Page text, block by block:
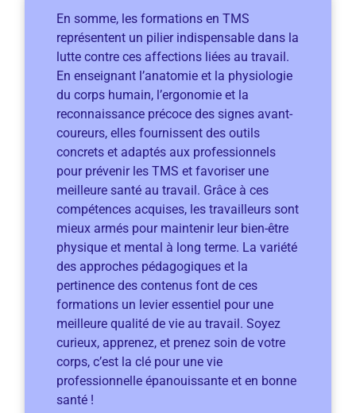
En somme, les formations en TMS
représentent un pilier indispensable dans la
lutte contre ces affections liées au travail.
En enseignant l’anatomie et la physiologie
du corps humain, l’ergonomie et la
reconnaissance précoce des signes avant-
coureurs, elles fournissent des outils
concrets et adaptés aux professionnels
pour prévenir les TMS et favoriser une
meilleure santé au travail. Grâce à ces
compétences acquises, les travailleurs sont
mieux armés pour maintenir leur bien-être
physique et mental à long terme. La variété
des approches pédagogiques et la
pertinence des contenus font de ces
formations un levier essentiel pour une
meilleure qualité de vie au travail. Soyez
curieux, apprenez, et prenez soin de votre
corps, c’est la clé pour une vie
professionnelle épanouissante et en bonne
santé !